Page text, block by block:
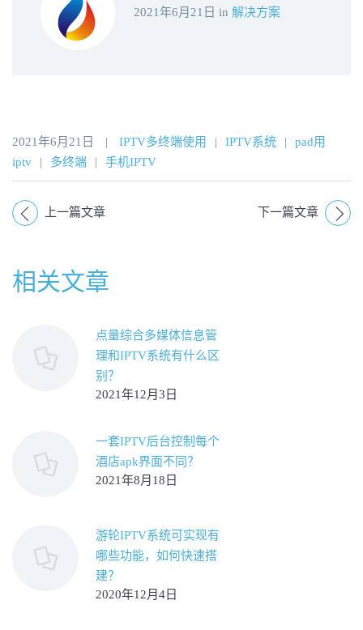
2021年6月21日 in 解决方案
2021年6月21日 | IPTV多终端使用 | IPTV系统 |
pad用
iptv
| 多终端 | 手机IPTV
上一篇文章 下一篇文章
相关文章
点量综合多媒体信息管
理和IPTV系统有什么区
别？
2021年12月3日
一套IPTV后台控制每个
酒店apk界面不同？
2021年8月18日
游轮IPTV系统可实现有
哪些功能，如何快速搭
建？
2020年12月4日